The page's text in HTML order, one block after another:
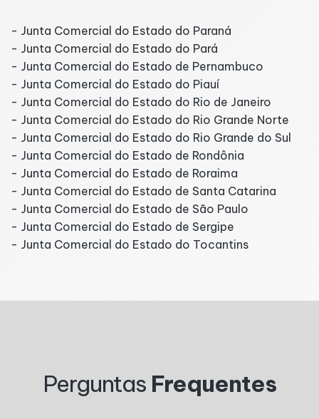
- Junta Comercial do Estado do Paraná
- Junta Comercial do Estado do Pará
- Junta Comercial do Estado de Pernambuco
- Junta Comercial do Estado do Piauí
- Junta Comercial do Estado do Rio de Janeiro
- Junta Comercial do Estado do Rio Grande Norte
- Junta Comercial do Estado do Rio Grande do Sul
- Junta Comercial do Estado de Rondônia
- Junta Comercial do Estado de Roraima
- Junta Comercial do Estado de Santa Catarina
- Junta Comercial do Estado de São Paulo
- Junta Comercial do Estado de Sergipe
- Junta Comercial do Estado do Tocantins
Perguntas Frequentes